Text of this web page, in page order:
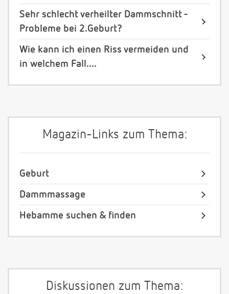
Sehr schlecht verheilter Dammschnitt -
Probleme bei 2.Geburt?
Wie kann ich einen Riss vermeiden und
in welchem Fall....
Magazin-Links zum Thema:
Geburt
Dammmassage
Hebamme suchen & finden
Diskussionen zum Thema: